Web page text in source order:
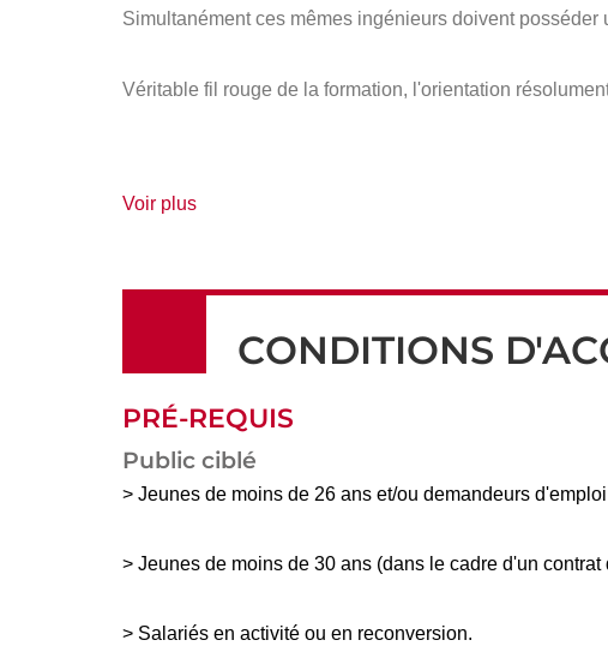
Simultanément ces mêmes ingénieurs doivent
Véritable fil rouge de la formation, l'orientation
Voir plusde
CONDITIONS
PRÉ-REQUIS
Public ciblé
> Jeunes de moins de 26 ans et/ou demandeurs
> Jeunes de moins de 30 ans (dans le cadre d'un contrat
> Salariés en activité ou en reconversion.